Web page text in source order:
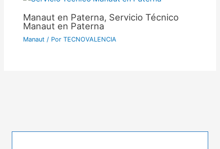
Manaut en Paterna, Servicio Técnico
Manaut en Paterna
Manaut / PorTECNOVALENCIA